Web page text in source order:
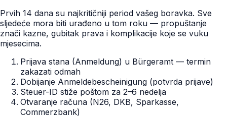
Prvih 14 dana su najkritičniji period vašeg boravka. Sve
sljedeće mora biti urađeno u tom roku — propuštanje
znači kazne, gubitak prava i komplikacije koje se vuku
mjesecima.
Prijava stana (Anmeldung) u Bürgeramt — termin
zakazati odmah
Dobijanje Anmeldebescheinigung (potvrda prijave)
Steuer-ID stiže poštom za 2–6 nedelja
Otvaranje računa (N26, DKB, Sparkasse,
Commerzbank)